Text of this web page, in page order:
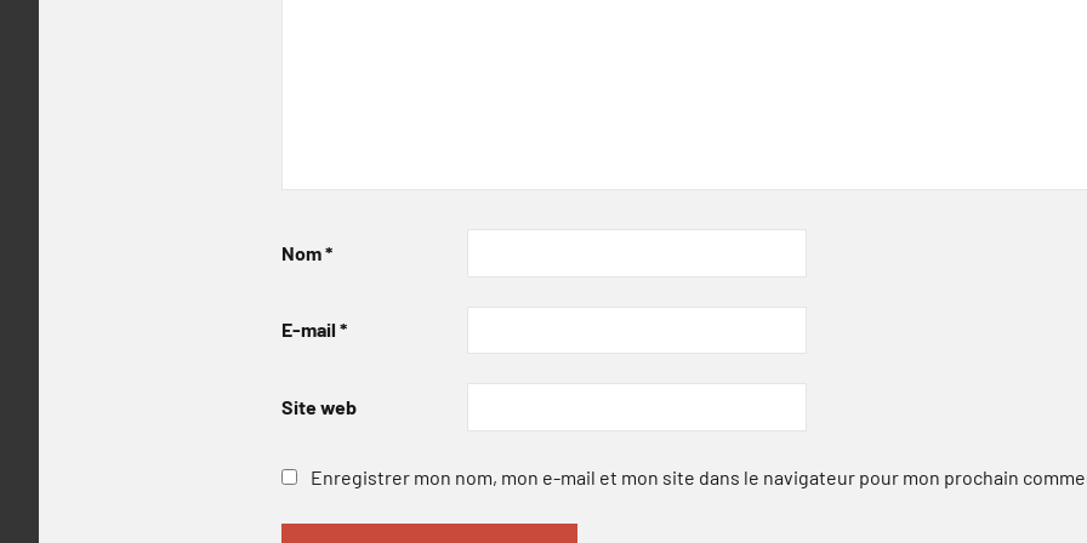
Nom*
E-mail *
Site web
Enregistrer mon nom, mon e-mail et mon site dans le navigateur pour mon prochain